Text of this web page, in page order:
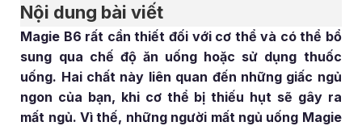
Nội dung bài viết
Magie B6 rất cần thiết đối với cơ thể và có thể bổ
sung qua chế độ ăn uống hoặc sử dụng thuốc
uống. Hai chất này liên quan đến những giấc ngủ
ngon của bạn, khi cơ thể bị thiếu hụt sẽ gây ra
mất ngủ. Vì thế, những người mất ngủ uống Magie